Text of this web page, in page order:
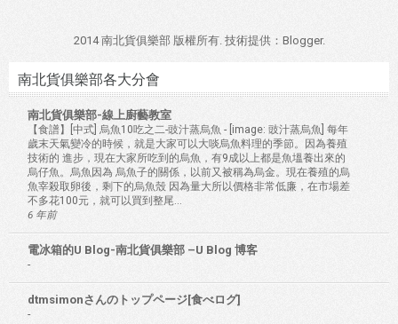
2014 南北貨俱樂部 版權所有. 技術提供： Blogger.
南北貨俱樂部各大分會
南北貨俱樂部-線上廚藝教室
【食譜】[中式] 烏魚10吃之二-豉汁蒸烏魚 - [image: 豉汁蒸烏魚] 每年
歲末天氣變冷的時候，就是大家可以大啖烏魚料理的季節。因為養殖
技術的 進步，現在大家所吃到的烏魚，有9成以上都是魚塭養出來的
烏仔魚。烏魚因為 烏魚子的關係，以前又被稱為烏金。現在養殖的烏
魚宰殺取卵後，剩下的烏魚殼 因為量大所以價格非常低廉，在市場差
不多花100元，就可以買到整尾...
6 年前
電冰箱的U Blog-南北貨俱樂部 –U Blog 博客
-
dtmsimonさんのトップページ[食べログ]
-